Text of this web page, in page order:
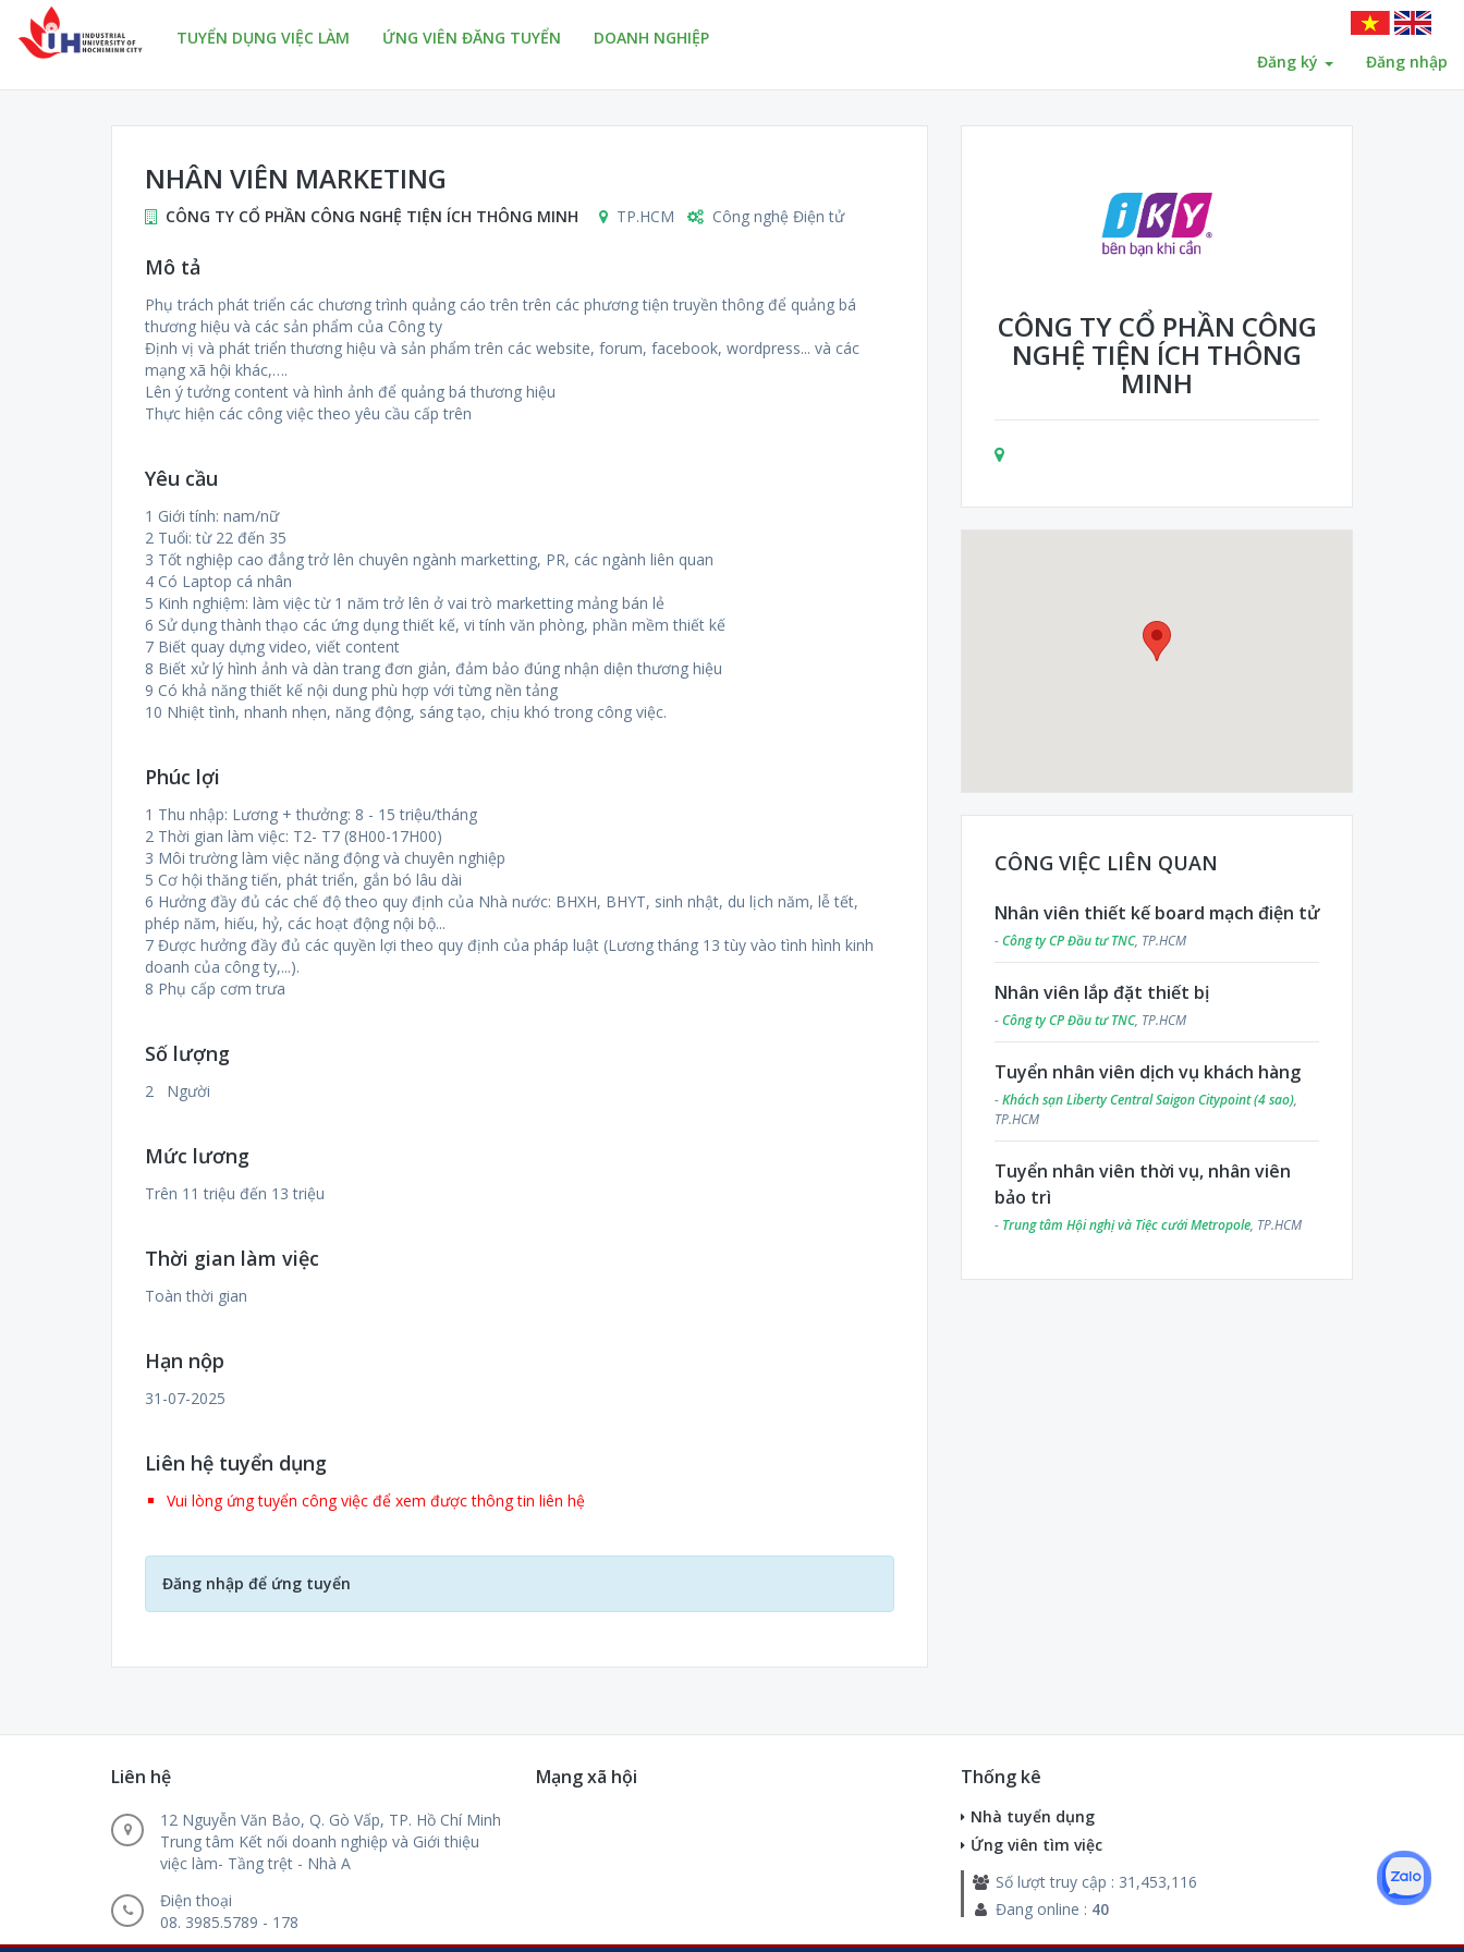
TUYỂN DỤNG VIỆC LÀM ỨNG VIÊN ĐĂNG TUYỂN
DOANH NGHIỆP
Đăng ký
Đăng nhập
NHÂN VIÊN MARKETING
CÔNG TY CỔ PHẦN CÔNG NGHỆ TIỆN ÍCH THÔNG MINH TP.HCM Công nghệ Điện tử
Mô tả
Phụ trách phát triển các chương trình quảng cáo trên trên các phương tiện truyền thông để quảng bá
thương hiệu và các sản phẩm của Công ty
Định vị và phát triển thương hiệu và sản phẩm trên các website, forum, facebook, wordpress... và các
mạng xã hội khác,….
Lên ý tưởng content và hình ảnh để quảng bá thương hiệu
Thực hiện các công việc theo yêu cầu cấp trên
Yêu cầu
1 Giới tính: nam/nữ
2 Tuổi: từ 22 đến 35
3 Tốt nghiệp cao đẳng trở lên chuyên ngành marketting, PR, các ngành liên quan
4 Có Laptop cá nhân
5 Kinh nghiệm: làm việc từ 1 năm trở lên ở vai trò marketting mảng bán lẻ
6 Sử dụng thành thạo các ứng dụng thiết kế, vi tính văn phòng, phần mềm thiết kế
7 Biết quay dựng video, viết content
8 Biết xử lý hình ảnh và dàn trang đơn giản, đảm bảo đúng nhận diện thương hiệu
9 Có khả năng thiết kế nội dung phù hợp với từng nền tảng
10 Nhiệt tình, nhanh nhẹn, năng động, sáng tạo, chịu khó trong công việc.
Phúc lợi
1 Thu nhập: Lương + thưởng: 8 - 15 triệu/tháng
2 Thời gian làm việc: T2- T7 (8H00-17H00)
3 Môi trường làm việc năng động và chuyên nghiệp
5 Cơ hội thăng tiến, phát triển, gắn bó lâu dài
6 Hưởng đầy đủ các chế độ theo quy định của Nhà nước: BHXH, BHYT, sinh nhật, du lịch năm, lễ tết,
phép năm, hiếu, hỷ, các hoạt động nội bộ...
7 Được hưởng đầy đủ các quyền lợi theo quy định của pháp luật (Lương tháng 13 tùy vào tình hình kinh
doanh của công ty,...).
8 Phụ cấp cơm trưa
Số lượng
2 Người
Mức lương
Trên 11 triệu đến 13 triệu
Thời gian làm việc
Toàn thời gian
Hạn nộp
31-07-2025
Liên hệ tuyển dụng
Vui lòng ứng tuyển công việc để xem được thông tin liên hệ
Đăng nhập để ứng tuyển
CÔNG TY CỔ PHẦN CÔNG
NGHỆ TIỆN ÍCH THÔNG
MINH
CÔNG VIỆC LIÊN QUAN
Nhân viên thiết kế board mạch điện tử
-Công ty CP Đầu tư TNC, TP.HCM
Nhân viên lắp đặt thiết bị
-Công ty CP Đầu tư TNC, TP.HCM
Tuyển nhân viên dịch vụ khách hàng
-Khách sạn Liberty Central Saigon Citypoint (4 sao),
TP.HCM
Tuyển nhân viên thời vụ, nhân viên
bảo trì
- Trung tâm Hội nghị và Tiệc cưới Metropole, TP.HCM
Liên hệ
12 Nguyễn Văn Bảo, Q. Gò Vấp, TP. Hồ Chí Minh
Trung tâm Kết nối doanh nghiệp và Giới thiệu
việc làm- Tầng trệt - Nhà A
Điện thoại
08. 3985.5789 - 178
Mạng xã hội Thống kê
Nhà tuyển dụng
Ứng viên tìm việc
Số lượt truy cập : 31,453,116
Đang online : 40